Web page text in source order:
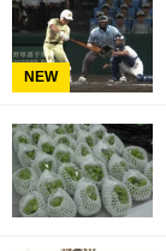
NEW